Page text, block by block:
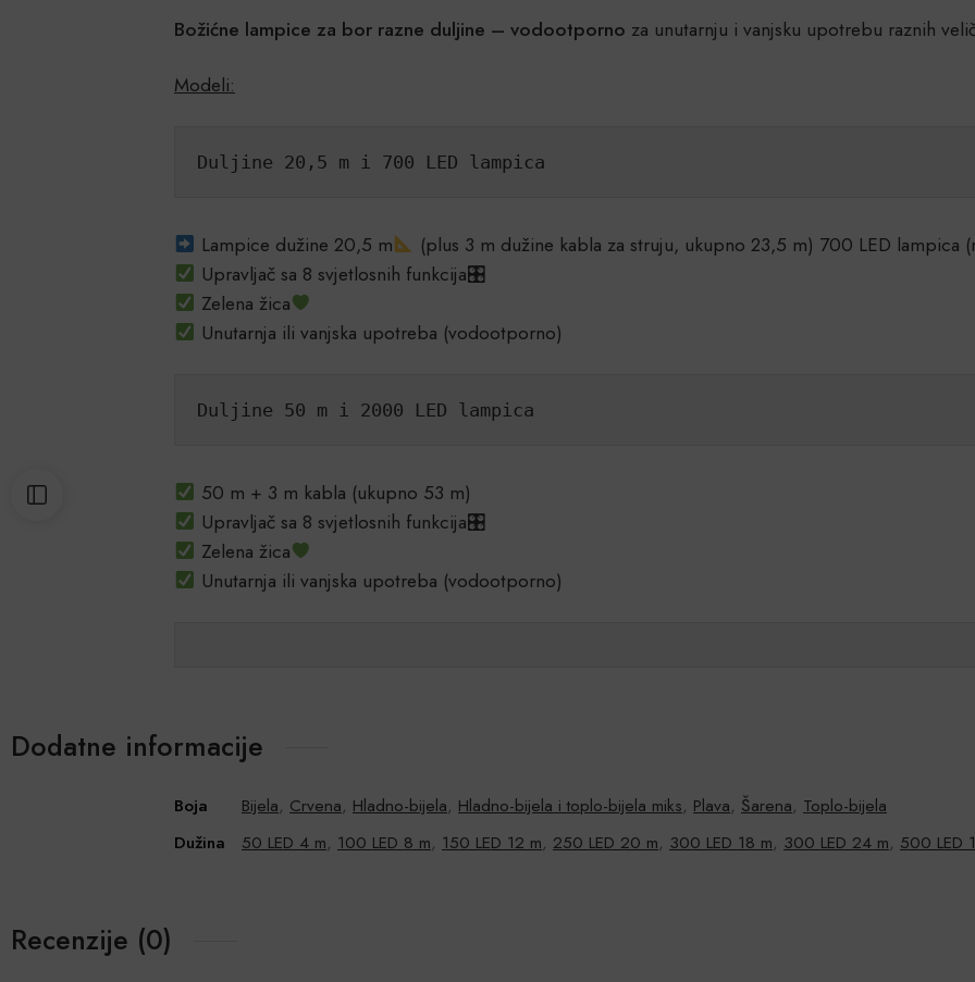
Božićne lampice za bor razne duljine – vodootporno za unutarnju i vanjsku upotrebu raznih
Modeli:
Duljine 20,5 m i 700 LED lampica
Lampice dužine 20,5 m
(plus 3 m dužine kabla za struju, ukupno 23,5 m) 700 LED lampica
Upravljač sa 8 svjetlosnih funkcija🎛
Zelena žica
Unutarnja ili vanjska upotreba (vodootporno)
Duljine 50 m i 2000 LED lampica
50 m + 3 m kabla (ukupno 53 m)
Upravljač sa 8 svjetlosnih funkcija🎛
Zelena žica
Unutarnja ili vanjska upotreba (vodootporno)
Dodatne informacije
Boja Bijela, Crvena, Hladno-bijela, Hladno-bijela i toplo-bijela miks, Plava, Šarena, Toplo-bijela
Dužina
50 LED 4 m, 100 LED 8 m, 150 LED 12 m, 250 LED 20 m, 300 LED 18 m, 300 LED 24 m, 500 LED
Recenzije (0)